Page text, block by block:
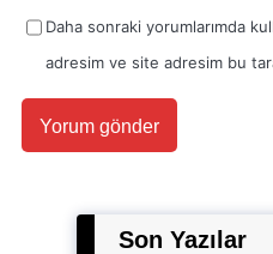
Daha sonraki yorumlarımda
adresim ve site adresim bu
Son Yazılar